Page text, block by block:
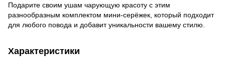
Подарите своим ушам чарующую красоту с этим
разнообразным комплектом мини-серёжек, который подходит
для любого повода и добавит уникальности вашему стилю.
Характеристики